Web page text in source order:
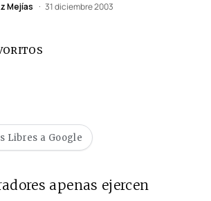
Mejías 31 diciembre 2003
Libres a Google
apenas ejercen